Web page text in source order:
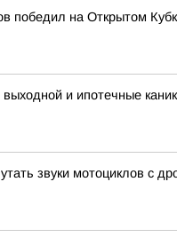
победил на Открытом
и ипотечные
звуки мотоциклов с